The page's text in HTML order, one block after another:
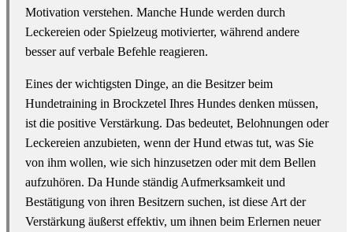
Motivation verstehen. Manche Hunde werden durch
Leckereien oder Spielzeug motivierter, während andere
besser auf verbale Befehle reagieren.
Eines der wichtigsten Dinge, an die Besitzer beim
Hundetraining in Brockzetel Ihres Hundes denken müssen,
ist die positive Verstärkung. Das bedeutet, Belohnungen oder
Leckereien anzubieten, wenn der Hund etwas tut, was Sie
von ihm wollen, wie sich hinzusetzen oder mit dem Bellen
aufzuhören. Da Hunde ständig Aufmerksamkeit und
Bestätigung von ihren Besitzern suchen, ist diese Art der
Verstärkung äußerst effektiv, um ihnen beim Erlernen neuer